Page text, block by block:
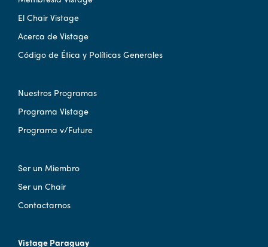
El Chair Vistage
Acerca de Vistage
Código de Ética y Políticas Generales
Nuestros Programas
Programa Vistage
Programa v/Future
Ser un Miembro
Ser un Chair
Contactarnos
Vistage Paraguay